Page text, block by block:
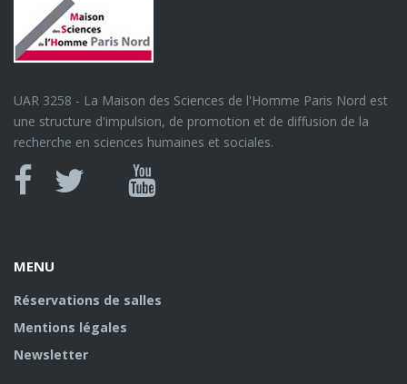
UAR 3258 - La Maison des Sciences de l'Homme Paris Nord est
une structure d'impulsion, de promotion et de diffusion de la
recherche en sciences humaines et sociales.
Canal
MENU
Réservations de salles
Mentions légales
Newsletter